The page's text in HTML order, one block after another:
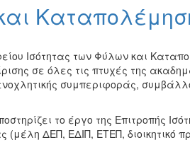
Ισότητας των Φύλων και
σε όλες τις πτυχές της
συμπεριφοράς,
το έργο της Επιτροπής
ΔΕΠ, ΕΔΙΠ, ΕΤΕΠ, διοικητικό